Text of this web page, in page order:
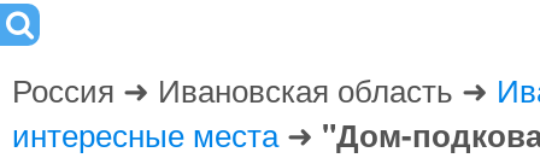
Россия ➜ Ивановская область ➜
интересные места➜ "Дом-